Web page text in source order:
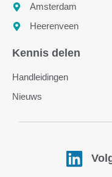
Amsterdam
Heerenveen
Kennis delen
Handleidingen
Nieuws